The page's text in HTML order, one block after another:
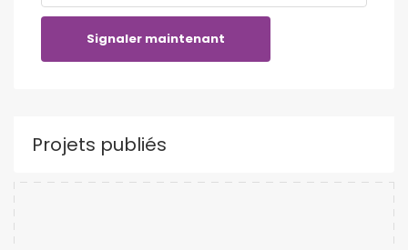
Signaler maintenant
Projets publiés